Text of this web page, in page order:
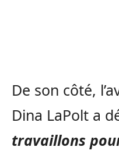
De son côté,
Dina LaPolt a
travaillons